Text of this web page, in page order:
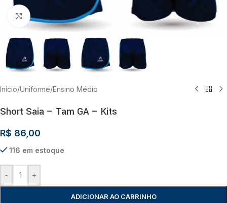
Clique para ampliar
Início/Uniforme/Ensino Médio
Short Saia – Tam GA – Kits
R$ 86,00
116 em estoque
- +
ADICIONAR AO CARRINHO